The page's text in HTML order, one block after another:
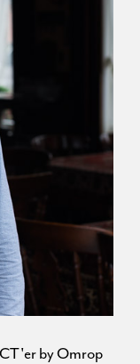
by Omrop